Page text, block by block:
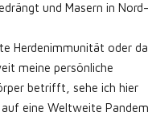
und Masern in Nord-
Herdenimmunität oder
meine persönliche
betrifft, sehe ich hier
eine Weltweite